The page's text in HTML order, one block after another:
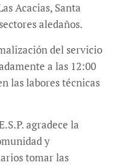
Acacias, Santa
aledaños.
del servicio
a las 12:00
las labores técnicas
agradece la
y
tomar las